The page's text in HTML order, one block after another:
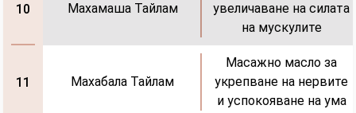
10
11
Махамаша Тайлам
Махабала Тайлам
увеличаване на силата
на мускулите
Масажно масло за
укрепване на нервите
и успокояване на ума